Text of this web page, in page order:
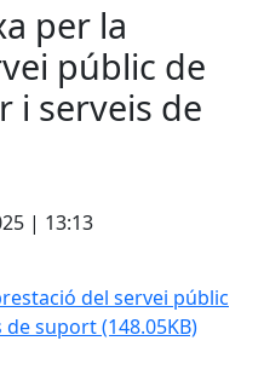
per la
públic de
i serveis de
| 13:13
del servei públic
de suport(148.05KB)